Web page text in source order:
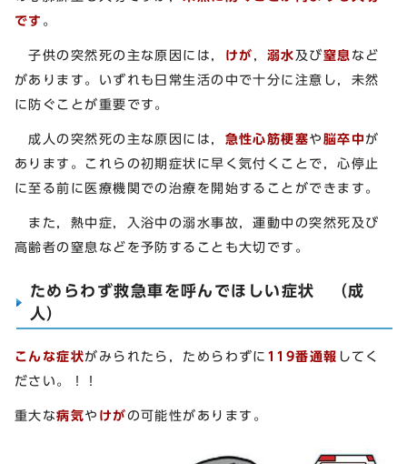
です 。
子供の突然死の主な原因には， けが ， 溺水及び窒息 など
があります。いずれも日常生活の中で十分に注意し，未然
に防ぐことが重要です。
成人の突然死の主な原因には， 急性心筋梗塞や 脳卒中 が
あります。これらの初期症状に早く気付くことで，心停止
に至る前に医療機関での治療を開始することができます。
また，熱中症，入浴中の溺水事故，運動中の突然死及び
高齢者の窒息などを予防することも大切です。
ためらわず救急車を呼んでほしい症状 （成
人）
こんな症状がみられたら，ためらわずに 119番通報 してく
ださい。！！
重大な病気や けが の可能性があります。